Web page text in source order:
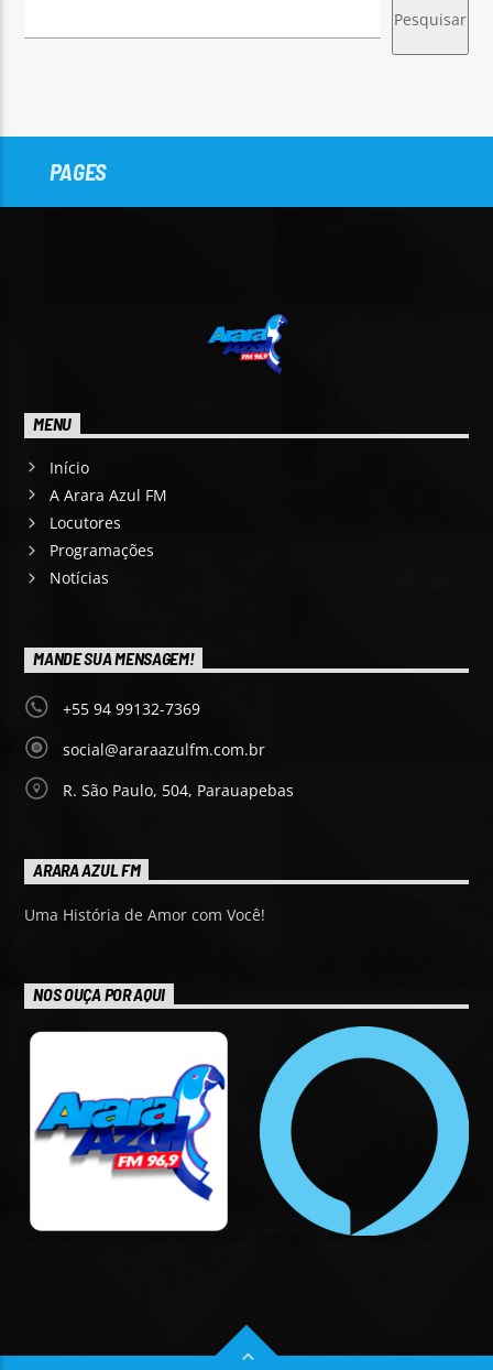
Pesquisar
PAGES
MENU
Início
A Arara Azul FM
Locutores
Programações
Notícias
MANDE SUA MENSAGEM!
+55 94 99132-7369
social@araraazulfm.com.br
R. São Paulo, 504, Parauapebas
ARARA AZUL FM
Uma História de Amor com Você!
NOS OUÇA POR AQUI